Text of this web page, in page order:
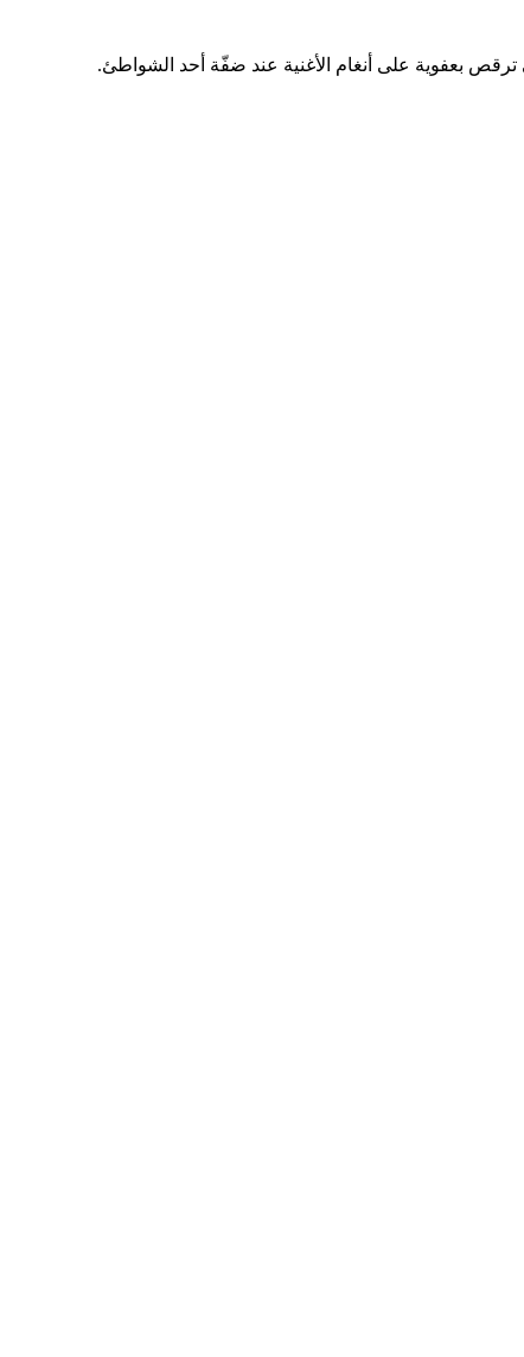
ترقص بعفوية على أنغام الأغنية عند ضفّة أحد الشواطئ.